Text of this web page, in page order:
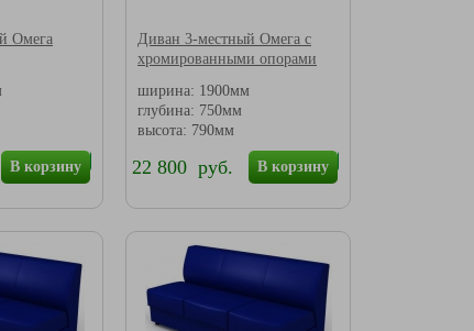
Омега
В корзину
Диван 3-местный Омега с
хромированными опорами
ширина: 1900мм
глубина: 750мм
высота: 790мм
В корзину
22 800 руб.